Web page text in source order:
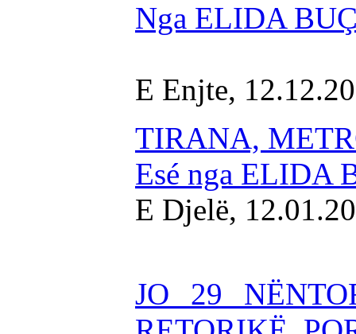
Nga ELIDA
E Enjte,
TIRANA,
Esé nga ELIDA
E Djelë,
JO 29